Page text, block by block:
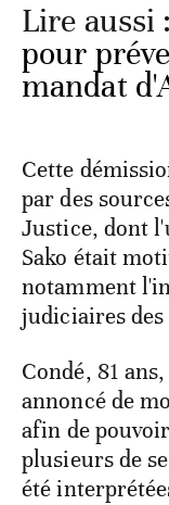
Lire aussi :
pour
mandat
Cette
par des
Justice, dont
Sako était
notamment
judiciaires
Condé, 81
annoncé de
afin de
plusieurs de
été